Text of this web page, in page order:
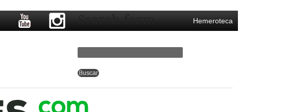
Hemeroteca
Search form